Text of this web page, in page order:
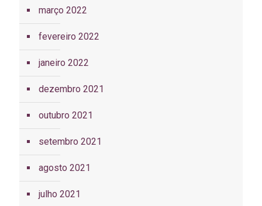
março 2022
fevereiro 2022
janeiro 2022
dezembro 2021
outubro 2021
setembro 2021
agosto 2021
julho 2021